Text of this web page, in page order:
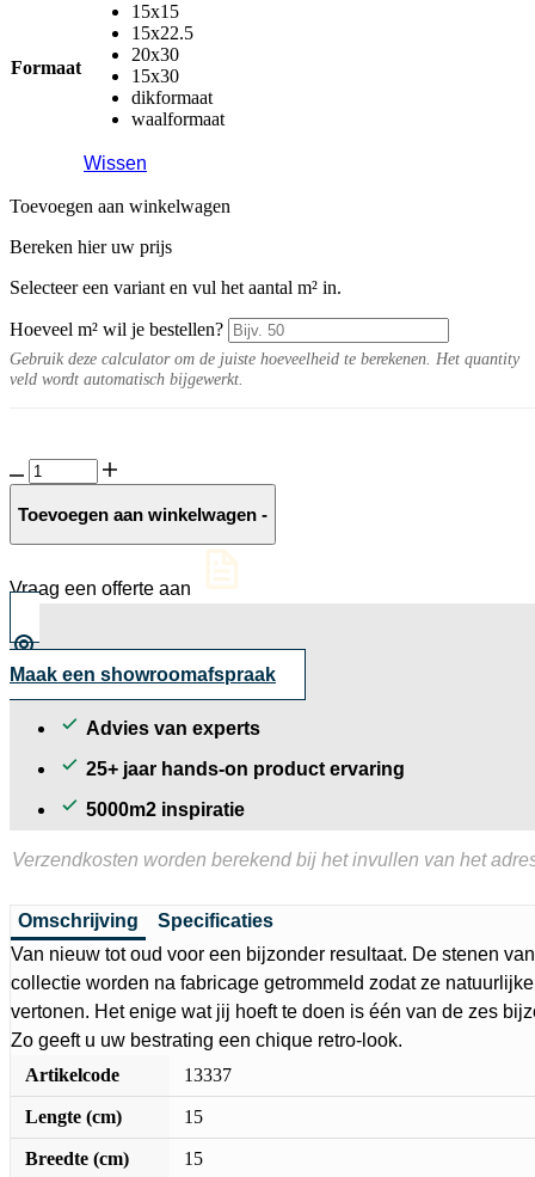
Formaat
15x15
15x22.5
20x30
15x30
dikformaat
waalformaat
Wissen
Toevoegen aan winkelwagen
Bereken hier uw prijs
Selecteer een variant en vul het aantal m² in.
Hoeveel m² wil je bestellen?
Gebruik deze calculator om de juiste hoeveelheid te berekenen. Het quantity
veld wordt automatisch bijgewerkt.
Tumbelton
Extra
Kilimanjaro
Toevoegen aan winkelwagen -
Vraag een offerte aan
Maak een showroomafspraak
Advies van experts
25+ jaar hands-on product ervaring
5000m2 inspiratie
Verzendkosten worden berekend bij het invullen van het
Omschrijving
Specificaties
Van nieuw tot oud voor een bijzonder resultaat. De stenen
collectie worden na fabricage getrommeld zodat ze
vertonen. Het enige wat jij hoeft te doen is één van de zes
Zo geeft u uw bestrating een chique retro-look.
Artikelcode
13337
Lengte (cm) 15
Breedte (cm) 15